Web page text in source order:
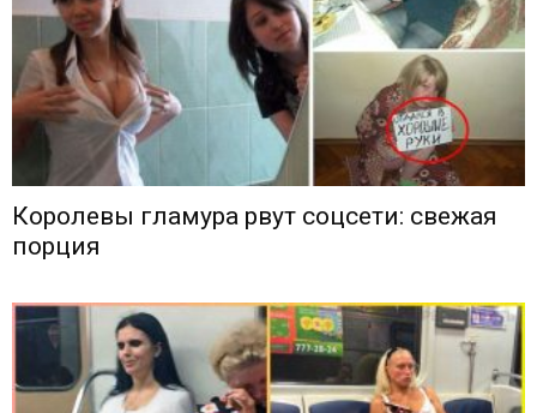
Королевы гламура рвут соцсети: свежая
порция